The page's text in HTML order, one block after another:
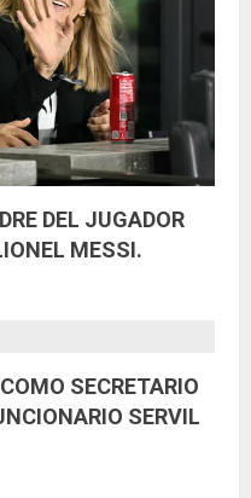
DEL JUGADOR
MESSI.
SECRETARIO
SERVIL